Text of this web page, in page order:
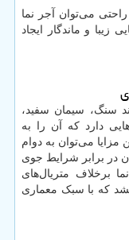
راحتی می‌توان آجر نما
و ماندگار ایجاد
سنگ، سیمان سفید،
دارد که آن را به
مزایا می‌توان به دوام
در برابر شرایط جوی
برخلاف متریال‌های
که با سبک معماری